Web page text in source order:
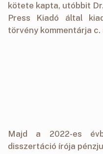
kötete kapta, utóbbit
Press Kiadó által
törvény kommentárja
Majd a 2022-es
disszertáció írója